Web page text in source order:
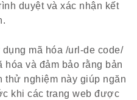
duyệt và xác nhận kết
mã hóa /url-de code/
hóa và đảm bảo rằng bản
thử nghiệm này giúp ngăn
khi các trang web được